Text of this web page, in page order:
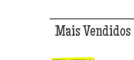
Mais Vendidos